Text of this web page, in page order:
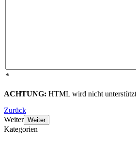
*
ACHTUNG: HTML wird nicht
Zurück
Weiter Weiter
Kategorien